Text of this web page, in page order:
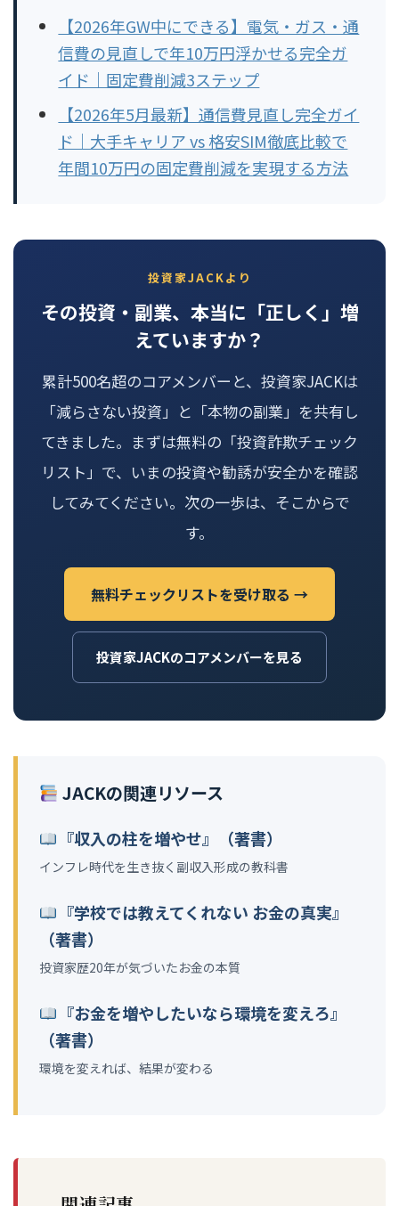
【2026年GW中にできる】電気・ガス・通
信費の見直しで年10万円浮かせる完全ガ
イド｜固定費削減3ステップ
【2026年5月最新】通信費見直し完全ガイ
ド｜大手キャリア vs 格安SIM徹底比較で
年間10万円の固定費削減を実現する方法
投資家JACKより
その投資・副業、本当に「正しく」増
えていますか？
累計500名超のコアメンバーと、投資家JACKは
「減らさない投資」と「本物の副業」を共有し
てきました。まずは無料の「投資詐欺チェック
リスト」で、いまの投資や勧誘が安全かを確認
してみてください。次の一歩は、そこからで
す。
無料チェックリストを受け取る →
投資家JACKのコアメンバーを見る
JACKの関連リソース
『収入の柱を増やせ』（著書）
インフレ時代を生き抜く副収入形成の教科書
『学校では教えてくれない お金の真実』
（著書）
投資家歴20年が気づいたお金の本質
『お金を増やしたいなら環境を変えろ』
（著書）
環境を変えれば、結果が変わる